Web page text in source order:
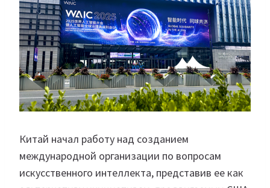
Китай начал работу над созданием
международной организации по вопросам
искусственного интеллекта, представив ее как